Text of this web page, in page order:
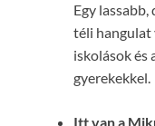
Egy lassabb,
téli hangulat
iskolások és
gyerekekkel.
Itt van a